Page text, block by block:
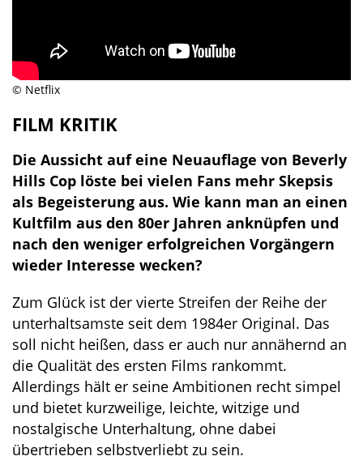
© Netflix
FILM KRITIK
Die Aussicht auf eine Neuauflage von Beverly
Hills Cop löste bei vielen Fans mehr Skepsis
als Begeisterung aus. Wie kann man an einen
Kultfilm aus den 80er Jahren anknüpfen und
nach den weniger erfolgreichen Vorgängern
wieder Interesse wecken?
Zum Glück ist der vierte Streifen der Reihe der
unterhaltsamste seit dem 1984er Original. Das
soll nicht heißen, dass er auch nur annähernd an
die Qualität des ersten Films rankommt.
Allerdings hält er seine Ambitionen recht simpel
und bietet kurzweilige, leichte, witzige und
nostalgische Unterhaltung, ohne dabei
übertrieben selbstverliebt zu sein.